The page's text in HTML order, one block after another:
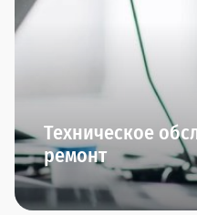
Техническое
ремонт
Мы начинаем
сразу после того, как